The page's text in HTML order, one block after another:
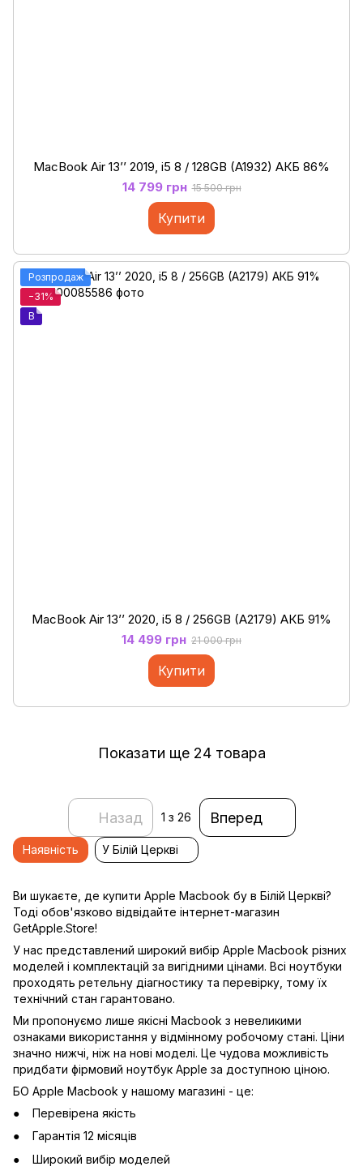
MacBook Air 13’’ 2019, i5 8 / 128GB (A1932) АКБ 86%
14 799 грн 15 500 грн
Купити
Розпродаж
−31%
B
MacBook Air 13’’ 2020, і5 8 / 256GB (A2179) АКБ 91%
14 499 грн 21 000 грн
Купити
Показати ще 24 товара
Назад 1 з 26 Вперед
Ви шукаєте, де купити Apple Macbook бу в Білій Церкві?
Тоді обов'язково відвідайте інтернет-магазин
GetApple.Store!
У нас представлений широкий вибір Apple Macbook різних
моделей і комплектацій за вигідними цінами. Всі ноутбуки
проходять ретельну діагностику та перевірку, тому їх
технічний стан гарантовано.
Ми пропонуємо лише якісні Macbook з невеликими
ознаками використання у відмінному робочому стані. Ціни
значно нижчі, ніж на нові моделі. Це чудова можливість
придбати фірмовий ноутбук Apple за доступною ціною.
БО Apple Macbook у нашому магазині - це:
Перевірена якість
Гарантія 12 місяців
Широкий вибір моделей
Наявність У Білій Церкві